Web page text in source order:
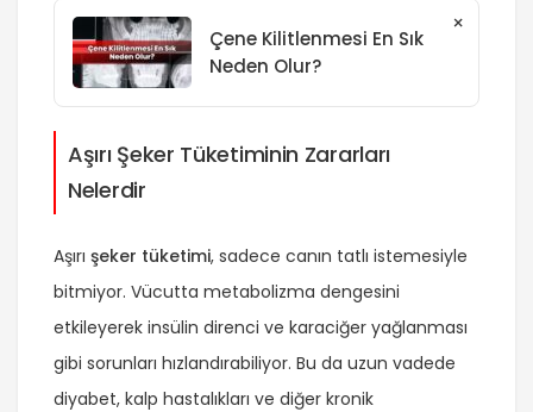
Çene Kilitlenmesi En Sık
Neden Olur?
×
Aşırı Şeker Tüketiminin Zararları
Nelerdir
Aşırı şeker tüketimi, sadece canın tatlı istemesiyle
bitmiyor. Vücutta metabolizma dengesini
etkileyerek insülin direnci ve karaciğer yağlanması
gibi sorunları hızlandırabiliyor. Bu da uzun vadede
diyabet, kalp hastalıkları ve diğer kronik